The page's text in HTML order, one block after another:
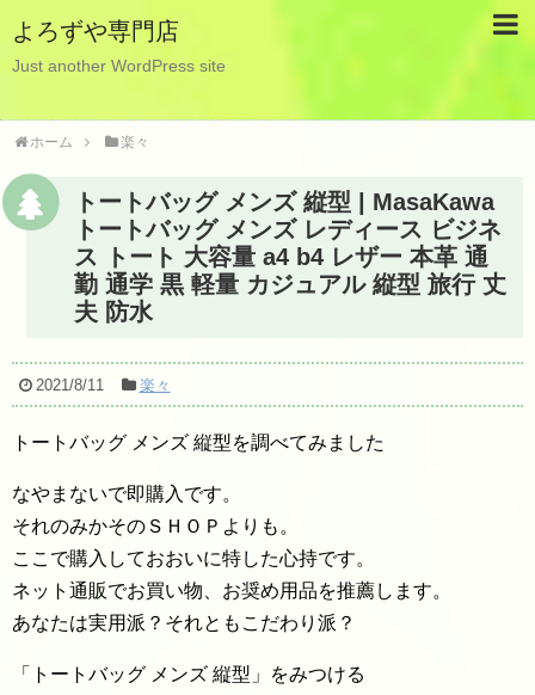
よろずや専門店
Just another WordPress site
ホーム 楽々
トートバッグ メンズ 縦型 | MasaKawa
トートバッグ メンズ レディース ビジネ
ス トート 大容量 a4 b4 レザー 本革 通
勤 通学 黒 軽量 カジュアル 縦型 旅行 丈
夫 防水
2021/8/11 楽々
トートバッグ メンズ 縦型を調べてみました
なやまないで即購入です。
それのみかそのＳＨＯＰよりも 。
ここで購入しておおいに特した心持です。
ネット通販でお買い物、お奨め用品を推薦します。
あなたは実用派？それともこだわり派？
「トートバッグ メンズ 縦型」をみつける